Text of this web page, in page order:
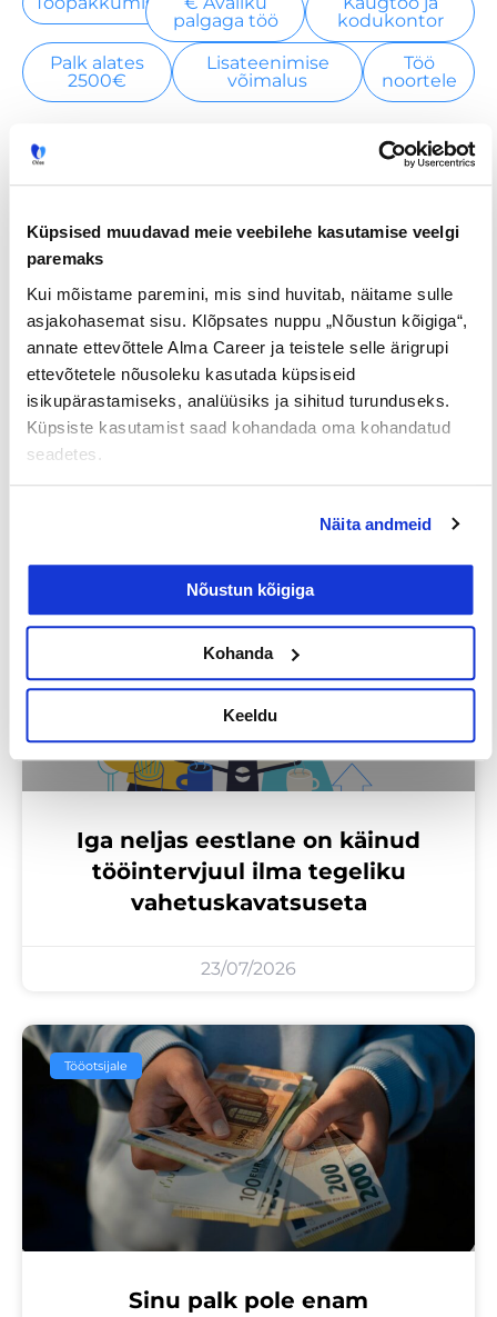
Küpsised muudavad meie veebilehe kasutamise veelgi
paremaks
Kui mõistame paremini, mis sind huvitab, näitame sulle
asjakohasemat sisu. Klõpsates nuppu „Nõustun kõigiga“,
annate ettevõttele Alma Career ja teistele selle ärigrupi
ettevõtetele nõusoleku kasutada küpsiseid
isikupärastamiseks, analüüsiks ja sihitud turunduseks.
Küpsiste kasutamist saad kohandada oma kohandatud
seadetes.
Näita andmeid
Nõustun kõigiga
Kohanda
Keeldu
palgaga töö
kodukontor
Palk alates
2500€
Lisateenimise
võimalus
Töö
noortele
Jaga postitust
Prev
EELMINE JÄRGMINE
Loe lisaks
Iga neljas eestlane on käinud
tööintervjuul ilma tegeliku
vahetuskavatsuseta
23/07/2026
Tööotsijale
Sinu palk pole enam